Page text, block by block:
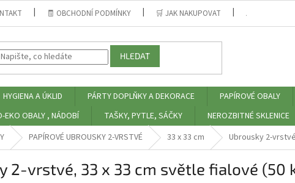
🧾 OBCHODNÍ PODMÍNKY 🛒 JAK NAKUPOVAT ⚠️ ZÁSADY
HLEDAT
HYGIENA A ÚKLID PÁRTY DOPLŇKY A DEKORACE PAPÍROVÉ OBALY
EKO OBALY , NÁDOBÍ TAŠKY, PYTLE, SÁČKY
NEROZBITNÉ SKLENICE
PAPÍROVÉ UBROUSKY 2-VRSTVÉ 33 x 33 cm Ubrousky 2-
2-vrstvé, 33 x 33 cm světle fialové (50